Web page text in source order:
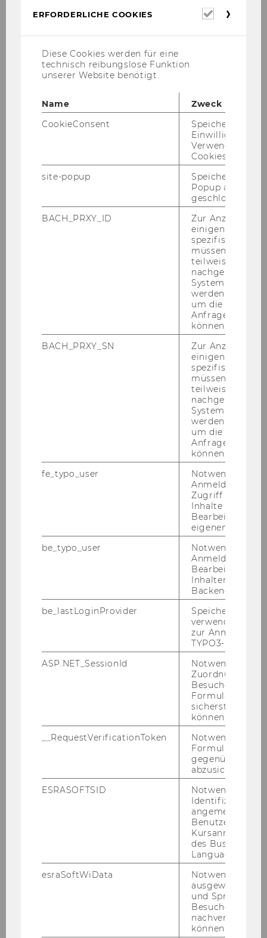
Recent and Pending Cases at the CJEU on
ERFORDERLICHE COOKIES
Diese Cookies werden für eine
technisch reibungslose Funktion
unserer Website benötigt.
Name
Zweck
CookieConsent
Speichert Ihre
Einwilligung zur
Verwendung von
Cookies.
site-popup
Speichert ob ein
Popup
geschlossen
BACH_PRXY_ID
Zur Anzeige von
einigen WU-
spezifischen
müssen
teilweise von
nachgelagerten
System
werden.
um die Antwort
Anfrage
können.
BACH_PRXY_SN
Zur Anzeige von
einigen WU-
spezifischen
müssen
teilweise von
nachgelagerten
System
werden.
um die Antwort
Anfrage
können.
fe_typo_user
Notwendig für
Anmeldung und
Zugriff auf
Inhalte oder zur
Bearbeitung des
eigenen Profils.
be_typo_user
Notwendig für
Anmeldung und
Bearbeitung von
Inhalten im
Backend.
be_lastLoginProvider
Speichert die
verwendete
zur Anmeldung
TYPO3-Backend.
ASP.NET_SessionId
Notwendig, um
Zuordnung von
Besucher zu
sicherstellen zu
können.
__RequestVerificationToken
Notwendig, um
gegenüber
abzusichern.
ESRASOFTSID
Notwendig zur
Identifizierung
angemeldeten
Benutzers im
des Business
Language
esraSoftWiData
Notwendig um
ausgewählte
und
Besuchers
nachverfolgen
können.